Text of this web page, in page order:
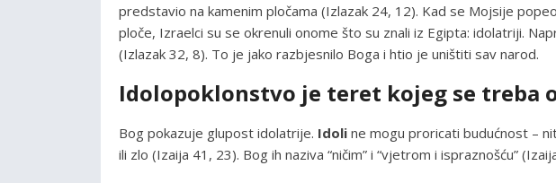
predstavio na kamenim pločama (Izlazak 24, 12). Kad se Mojsije
ploče, Izraelci su se okrenuli onome što su znali iz Egipta: idolatriji.
(Izlazak 32, 8). To je jako razbjesnilo Boga i htio je uništiti sav narod.
Idolopoklonstvo je teret kojeg se treba
Bog pokazuje glupost idolatrije. Idoli ne mogu proricati budućnost –
ili zlo (Izaija 41, 23). Bog ih naziva “ničim” i “vjetrom i ispraznošću”